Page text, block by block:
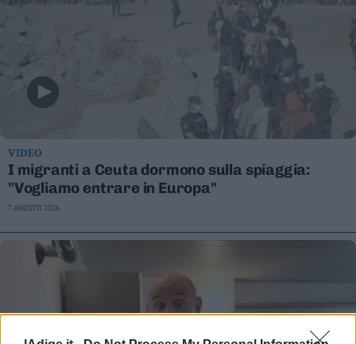
VIDEO
I migranti a Ceuta dormono sulla spiaggia:
"Vogliamo entrare in Europa"
7 AGOSTO 2026